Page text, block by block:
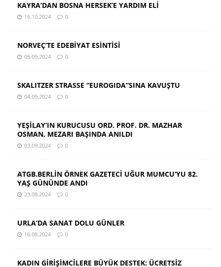
KAYRA’DAN BOSNA HERSEK’E YARDIM ELİ
16.10.2024 0
NORVEÇ’TE EDEBİYAT ESİNTİSİ
05.09.2024 0
SKALITZER STRASSE “EUROGIDA”SINA KAVUŞTU
04.09.2024 0
YEŞİLAY’IN KURUCUSU ORD. PROF. DR. MAZHAR
OSMAN, MEZARI BAŞINDA ANILDI
03.09.2024 0
ATGB.BERLİN ÖRNEK GAZETECİ UĞUR MUMCU’YU 82.
YAŞ GÜNÜNDE ANDI
23.08.2024 0
URLA’DA SANAT DOLU GÜNLER
16.08.2024 0
KADIN GİRİŞİMCİLERE BÜYÜK DESTEK: ÜCRETSİZ